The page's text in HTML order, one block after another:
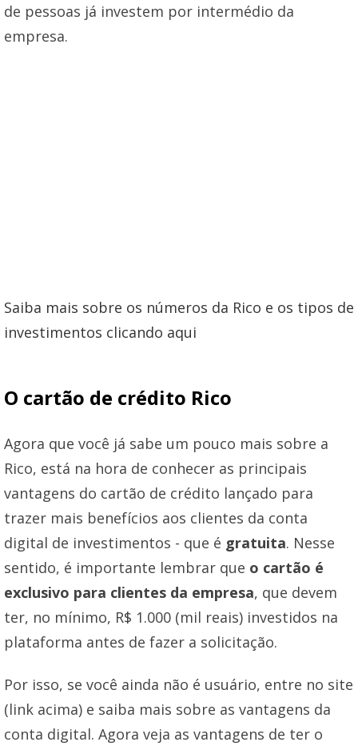
de pessoas já investem por intermédio da
empresa.
Saiba mais sobre os números da Rico e os tipos de
investimentos clicando aqui
O cartão de crédito Rico
Agora que você já sabe um pouco mais sobre a
Rico, está na hora de conhecer as principais
vantagens do cartão de crédito lançado para
trazer mais benefícios aos clientes da conta
digital de investimentos - que é gratuita. Nesse
sentido, é importante lembrar que o cartão é
exclusivo para clientes da empresa, que devem
ter, no mínimo, R$ 1.000 (mil reais) investidos na
plataforma antes de fazer a solicitação.
Por isso, se você ainda não é usuário, entre no site
(link acima) e saiba mais sobre as vantagens da
conta digital. Agora veja as vantagens de ter o